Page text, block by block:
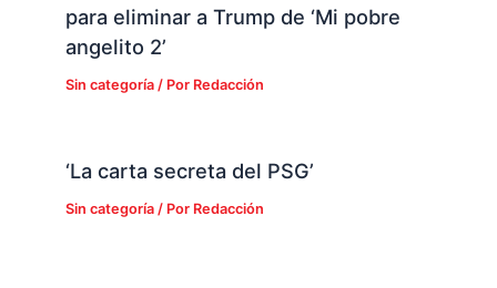
para eliminar a Trump de ‘Mi pobre
angelito 2’
Sin categoría/ Por Redacción
‘La carta secreta del PSG’
Sin categoría/ Por Redacción